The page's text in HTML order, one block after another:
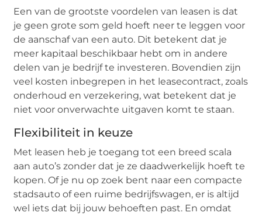
Een van de grootste voordelen van leasen is dat
je geen grote som geld hoeft neer te leggen voor
de aanschaf van een auto. Dit betekent dat je
meer kapitaal beschikbaar hebt om in andere
delen van je bedrijf te investeren. Bovendien zijn
veel kosten inbegrepen in het leasecontract, zoals
onderhoud en verzekering, wat betekent dat je
niet voor onverwachte uitgaven komt te staan.
Flexibiliteit in keuze
Met leasen heb je toegang tot een breed scala
aan auto’s zonder dat je ze daadwerkelijk hoeft te
kopen. Of je nu op zoek bent naar een compacte
stadsauto of een ruime bedrijfswagen, er is altijd
wel iets dat bij jouw behoeften past. En omdat